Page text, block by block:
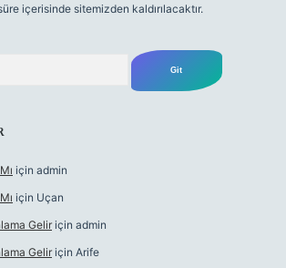
içerisinde sitemizden kaldırılacaktır.
için admin
için Uçan
Gelir için admin
Gelir için Arife